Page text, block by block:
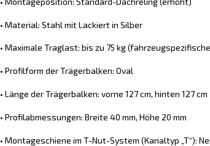
• Material: Stahl mit Lackiert in Silber
• Maximale Traglast: bis zu 75 kg
• Profilform der Trägerbalken: Oval
• Länge der Trägerbalken: vorne 127 cm, hinten 127 cm
• Profilabmessungen: Breite 40 mm, Höhe 20 mm
• Montageschiene im T-Nut-System (Kanaltyp „T“):